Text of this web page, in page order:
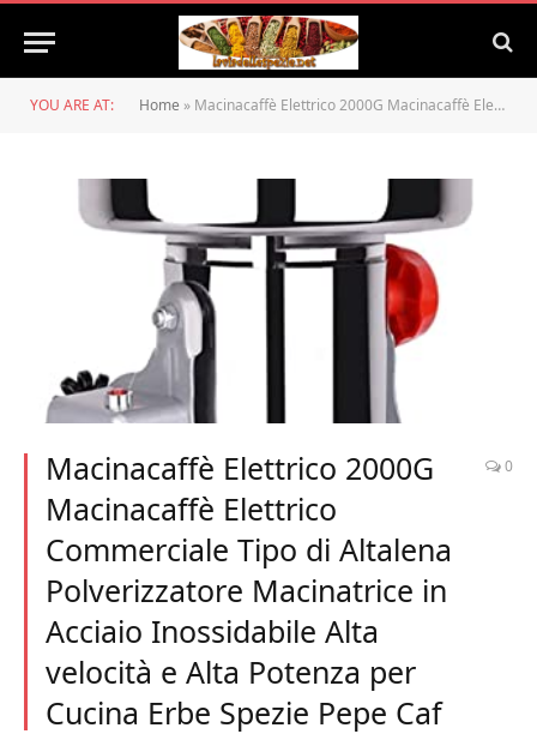
YOU ARE AT: Home » Macinacaffè Elettrico 2000G Macinacaffè Elettrico Commerciale Tipo di Altalena Polverizzatore Macinatrice in Acciaio Inossidabile Alta velocità e Alta Potenza per Cucina Erbe Spezie Pepe Caf
Macinacaffè Elettrico 2000G
Macinacaffè Elettrico
Commerciale Tipo di Altalena
Polverizzatore Macinatrice in
Acciaio Inossidabile Alta
velocità e Alta Potenza per
Cucina Erbe Spezie Pepe Caf
0